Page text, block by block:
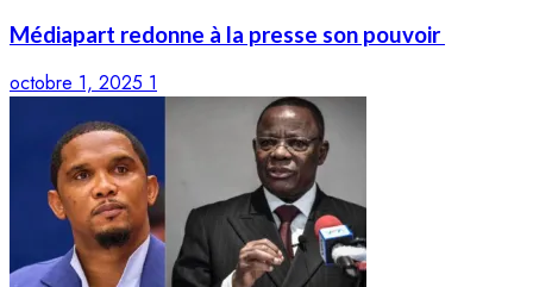
Médiapart redonne à la presse son pouvoir
octobre 1, 2025 1